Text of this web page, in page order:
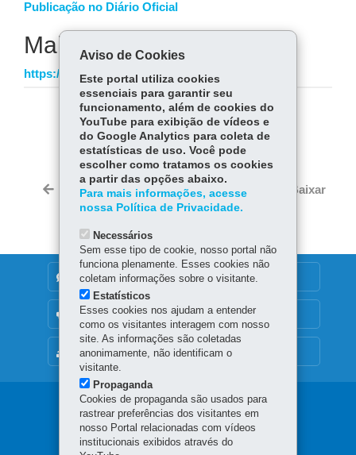
Publicação no Diário Oficial
Mais informações
https://www.pduimaringa.com.br/audiencia
COMPARTILHE:
Fa
ce
bo
ok
Tw
itt
er
W
ha
Ap
Voltar Início Imprimir Baixar
MAPA DO SITE
DENUNCIE CORRUPÇÃO
OUVIDORIA
Navegação
principal
Aviso de Cookies
Este portal utiliza cookies
essenciais para garantir seu
funcionamento, além de cookies do
YouTube para exibição de vídeos e
do Google Analytics para coleta de
estatísticas de uso. Você pode
escolher como tratamos os cookies
a partir das opções abaixo.
Para mais informações, acesse
nossa Política de Privacidade.
Necessários
Sem esse tipo de cookie, nosso portal não
funciona plenamente. Esses cookies não
coletam informações sobre o visitante.
Estatísticos
Esses cookies nos ajudam a entender
como os visitantes interagem com nosso
site. As informações são coletadas
anonimamente, não identificam o
visitante.
Propaganda
Cookies de propaganda são usados para
rastrear preferências dos visitantes em
nosso Portal relacionadas com vídeos
institucionais exibidos através do